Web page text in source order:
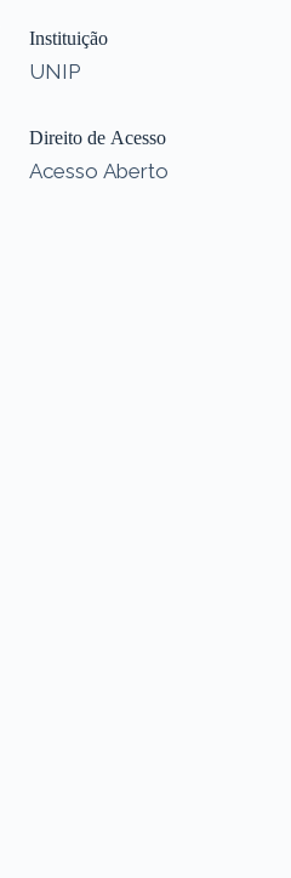
Instituição
UNIP
Direito de Acesso
Acesso Aberto